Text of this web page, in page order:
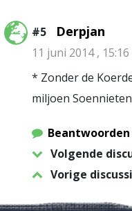
#5 Derpjan
11 juni 2014 , 15:16
* Zonder de
miljoen
Beantwoorden
Volgende
Vorige